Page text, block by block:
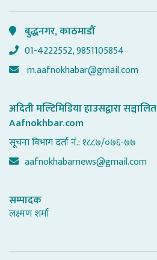
बुद्धनगर, काठमाडौँ
01-4222552, 9851105854
m.aafnokhabar@gmail.com
अदिती मल्टिमिडिया हाउसद्वारा सञ्चालित
Aafnokhbar.com
सूचना विभाग दर्ता नं.: १८८७/०७६-७७
aafnokhabarnews@gmail.com
सम्पादक
लक्ष्मण शर्मा